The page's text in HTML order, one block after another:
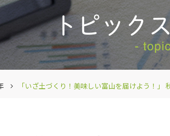
富山米
野菜・果物・花
とやま牛
安全・安心
富山米を食べる
富山短期大学産学連携
ＪＡタウン「越中自慢」
LPガス
高品質米の生産
家庭菜園情報
組織概要
子会社・関連会社
「いざ土づくり！美味しい富山を届けよう！」